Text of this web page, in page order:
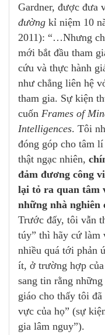
Gardner, được đưa
đường kỉ niệm 10
2011): “…Nhưng
mới bắt đầu tham
cứu và thực hành
như chẳng liên hệ
tham gia. Sự kiện
cuốn Frames of
Intelligences. Tôi
đóng góp cho tâm
thật ngạc nhiên,
đảm đương công
lại tỏ ra quan tâm
những nhà
Trước đấy, tôi vẫn
túy” thì hãy cứ làm
nhiều quá tới phản
ít, ở trường hợp
sang tin rằng
giáo cho thấy tôi
vực của họ” (sự
gia lâm nguy”).